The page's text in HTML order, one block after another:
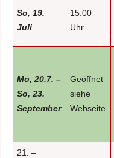
So, 19.
Juli
15.00
Uhr
Mo, 20.7. –
So, 23.
September
Geöffnet
siehe
Webseite
21. –